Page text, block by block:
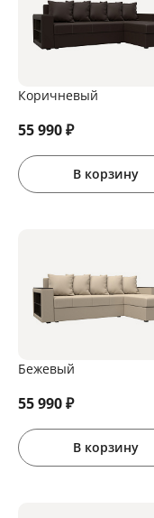
Коричневый
55 990₽
В корзину
Бежевый
55 990₽
В корзину